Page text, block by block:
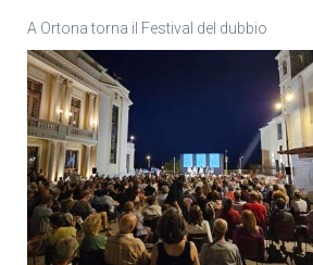
A Ortona torna il Festival del dubbio